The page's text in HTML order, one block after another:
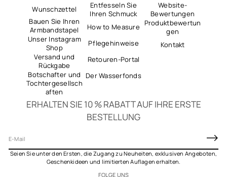
Wunschzettel
Bauen Sie Ihren
Armbandstapel
Unser Instagram
Shop
Versand und
Rückgabe
Botschafter und
Tochtergesellsch
aften
Entfesseln Sie
Ihren Schmuck
How to Measure
Pflegehinweise
Retouren-Portal
Der Wasserfonds
Website-
Bewertungen
Produktbewertun
gen
Kontakt
ERHALTEN SIE 10 % RABATT AUF IHRE ERSTE
BESTELLUNG
E
-Seien Sie unter den Ersten, die Zugang zu Neuheiten, exklusiven Angeboten,
Geschenkideen und limitierten Auflagen erhalten.
FOLGE UNS